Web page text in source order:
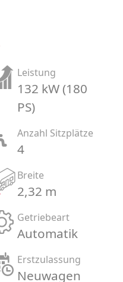
Leistung
132 kW (180
PS)
Anzahl Sitzplätze
4
Breite
2,32 m
Getriebeart
Automatik
Erstzulassung
Neuwagen